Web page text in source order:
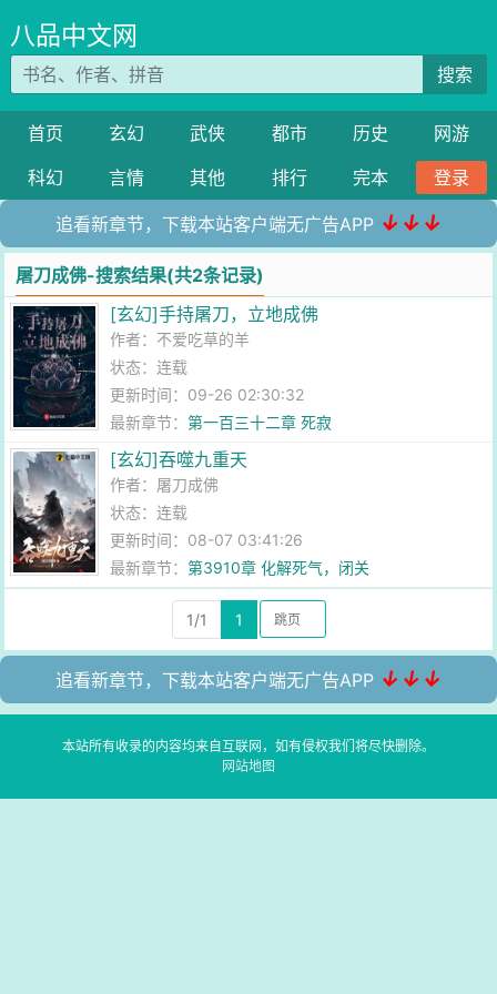
八品中文网
搜索
首页 玄幻 武侠 都市 历史
网游
科幻
言情 其他 排行 完本 登录
追看新章节，下载本站客户端无广告APP ↓↓↓
屠刀成佛-搜索结果(共2条记录)
[玄幻]手持屠刀，立地成佛
作者： 不爱吃草的羊
状态：连载
更新时间：09-26 02:30:32
最新章节：第一百三十二章 死寂
[玄幻]吞噬九重天
作者： 屠刀成佛
状态：连载
更新时间：08-07 03:41:26
最新章节：第3910章 化解死气，闭关
1/1 1
追看新章节，下载本站客户端无广告APP ↓↓↓
本站所有收录的内容均来自互联网，如有侵权我们将尽快删除。
网站地图